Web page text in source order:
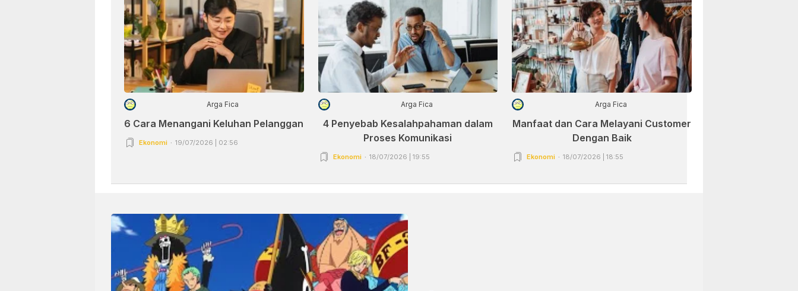
Arga Fica
6 Cara Menangani Keluhan Pelanggan
Ekonomi 19/07/2026 | 02:56
Arga Fica
4 Penyebab Kesalahpahaman dalam
Proses Komunikasi
Ekonomi 18/07/2026 | 19:55
Arga Fica
Manfaat dan Cara Melayani Customer
Dengan Baik
Ekonomi 18/07/2026 | 18:55